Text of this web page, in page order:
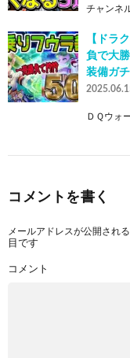
チャンネ
【ドラ
負で大
装備ガ
ＤＱウォ
コメントを書く
メールアドレスが公開され
目です
コメント